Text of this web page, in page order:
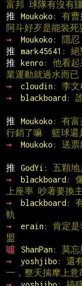
富邦 球隊有沒有
推
Moukoko : 有曹
阿斗好歹是能裝死
→
Moukoko : 隱忍
推
mark45641 : 絕
推
kenro : 他看起
業運動就過水而已
→
cloudin: 李文
→
blackboard :
推
Moukoko : 有富
行銷了嘛  籃球還
→
Moukoko : 送票
推
GodYi : 五顆地
→
blackboard :
上座率 吵著要換
→
blackboard :
軌
→
erain: 肯定是
盟
噓
ShanPan: 莫忘
→
yoshjibo : 還
一，整天揣摩上意